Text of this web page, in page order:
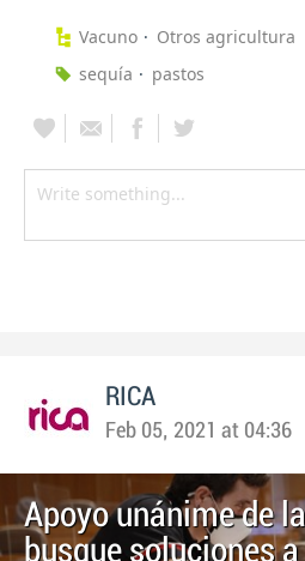
Vacuno
Otros agricultura
sequía
pastos
RICA
Feb 05, 2021 at 04:36
Apoyo unánime de
busque soluciones